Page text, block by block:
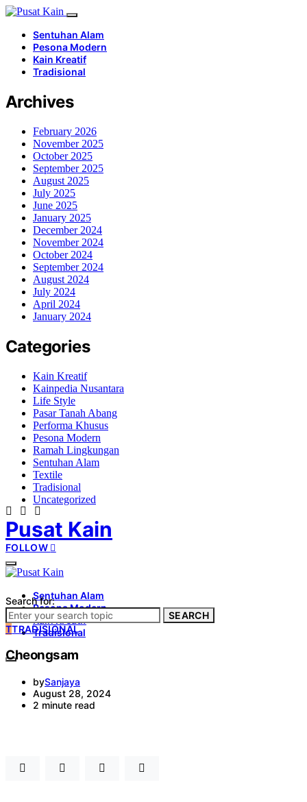
Sentuhan Alam
Pesona Modern
Kain Kreatif
Tradisional
Archives
February 2026
November 2025
October 2025
September 2025
August 2025
July 2025
June 2025
January 2025
December 2024
November 2024
October 2024
September 2024
August 2024
July 2024
April 2024
January 2024
Categories
Kain Kreatif
Kainpedia Nusantara
Life Style
Pasar Tanah Abang
Performa Khusus
Pesona Modern
Ramah Lingkungan
Sentuhan Alam
Textile
Tradisional
Uncategorized
Pusat Kain
FOLLOW
Sentuhan Alam
Pesona Modern
Kain Kreatif
Tradisional
Search for:
SEARCH
TTRADISIONAL
Cheongsam
bySanjaya
August 28, 2024
2 minute read